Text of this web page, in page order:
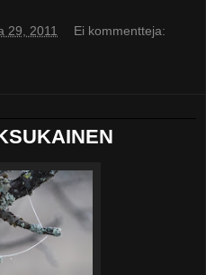
29, 2011 Ei kommentteja: